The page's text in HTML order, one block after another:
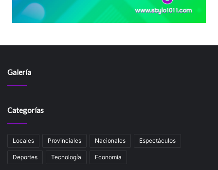
Galería
Categorías
Locales Provinciales Nacionales Espectáculos
Deportes Tecnología Economía